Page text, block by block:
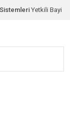
Yetkili Bayi